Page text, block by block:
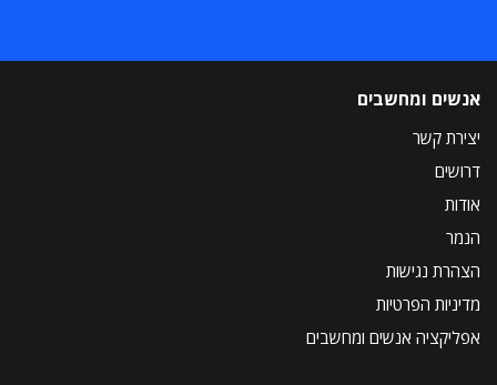
אנשים ומחשבים
יצירת קשר
דרושים
אודות
הנמר
הצהרת נגישות
מדיניות הפרטיות
אפליקציה אנשים ומחשבים